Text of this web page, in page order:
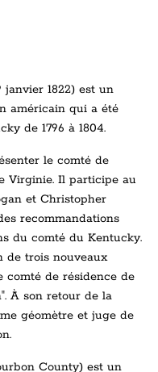
janvier 1822) est un
américain qui a été
de 1796 à 1804.
le comté de
Virginie. Il participe au
et Christopher
recommandations
du comté du Kentucky.
de trois nouveaux
comté de résidence de
À son retour de la
géomètre et juge de
County) est un